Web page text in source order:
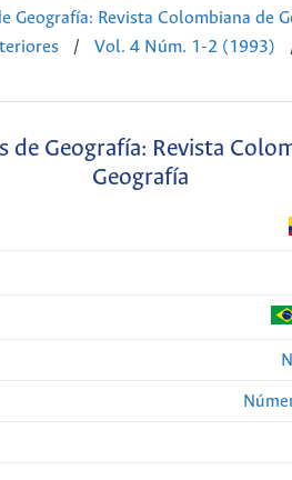
Geografía: Revista Colombiana de
/ Vol. 4 Núm. 1-2 (1993)
de Geografía: Revista
Geografía